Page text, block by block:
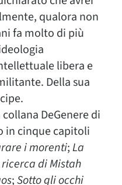
qualora non
fa molto di più
libera e
Della sua
DeGenere di
in cinque capitoli
i morenti;La
di Mistah
;Sotto gli occhi